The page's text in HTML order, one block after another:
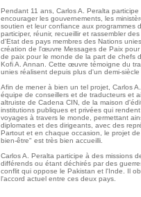
Pendant 11 ans, Carlos A. Peralta
encourager les gouvernements, les
soutien et leur confiance aux programmes
participer, réunir, recueillir et rassembler
d'Etat des pays membres des Nations
création de l'œuvre Messages de Paix
de paix pour le monde de la part de chefs
Kofi A. Annan. Cette œuvre témoigne du
unies réalisent depuis plus d'un demi-
Afin de mener à bien un tel projet, Carlos
équipe de conseillers et de traducteurs et
altruiste de Cadena CIN, de la maison
institutions publiques et privées qui
voyages à travers le monde, permettant
diplomates et des dirigeants, avec des
Partout et en chaque occasion, le projet
bien-être" est très bien accueilli.
Carlos A. Peralta participe à des missions
différends ou étant déchirés par des
conflit qui oppose le Pakistan et l'Inde. Il
l'accord actuel entre ces deux pays.